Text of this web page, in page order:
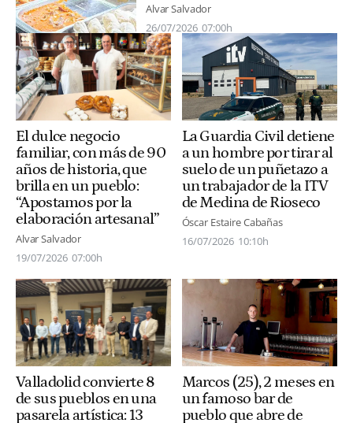
Alvar Salvador
26/07/2026 07:00h
El dulce negocio
familiar, con más de 90
años de historia, que
brilla en un pueblo:
“Apostamos por la
elaboración artesanal”
Alvar Salvador
19/07/2026 07:00h
La Guardia Civil detiene
a un hombre por tirar al
suelo de un puñetazo a
un trabajador de la ITV
de Medina de Rioseco
Óscar Estaire Cabañas
16/07/2026 10:10h
Valladolid convierte 8
de sus pueblos en una
pasarela artística: 13
Marcos (25), 2 meses en
un famoso bar de
pueblo que abre de